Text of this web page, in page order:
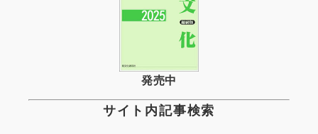
発売中
サイト内記事検索